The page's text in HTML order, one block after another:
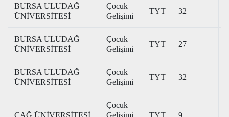
BURSA ULUDAĞ
ÜNİVERSİTESİ
Çocuk
Gelişimi
TYT 32
BURSA ULUDAĞ
ÜNİVERSİTESİ
Çocuk
Gelişimi
TYT 27
BURSA ULUDAĞ
ÜNİVERSİTESİ
Çocuk
Gelişimi
TYT 32
ÇAĞ ÜNİVERSİTESİ
Çocuk
Gelişimi
TYT 9